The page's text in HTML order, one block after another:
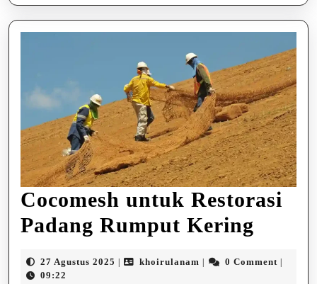
Cocomesh untuk Restorasi
Padang Rumput Kering
27 Agustus 2025 27
khoirulanam khoirulanam
0 Comment
09:22